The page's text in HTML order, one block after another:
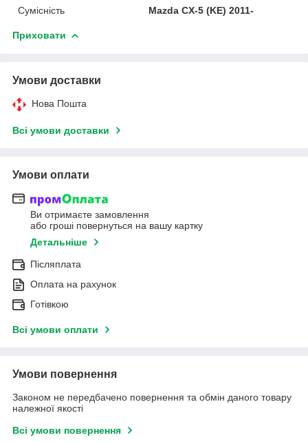
Сумісність
Mazda CX-5 (KE) 2011-
Приховати
Умови доставки
Нова Пошта
Всі умови доставки
Умови оплати
Ви отримаєте замовлення
або гроші повернуться на вашу картку
Детальніше
Післяплата
Оплата на рахунок
Готівкою
Всі умови оплати
Умови повернення
Законом не передбачено повернення та обмін даного товару
належної якості
Всі умови повернення